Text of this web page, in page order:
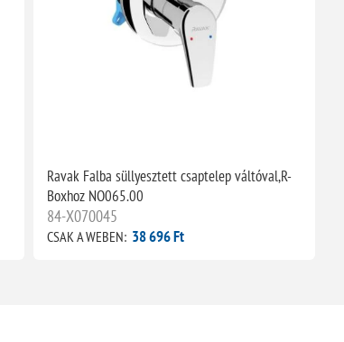
Ravak Falba süllyesztett csaptelep váltóval,R-
Boxhoz NO065.00
84-X070045
CSAK A WEBEN: 38 696 Ft